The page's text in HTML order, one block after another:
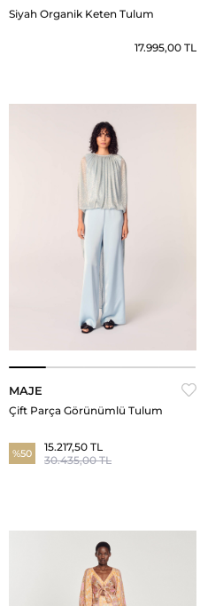
Siyah Organik Keten Tulum
17.995,00 TL
MAJE
Çift Parça Görünümlü Tulum
%50
15.217,50 TL
30.435,00 TL